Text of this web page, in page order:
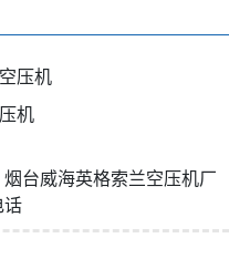
压机
机
烟台威海英格索兰空压机厂
话